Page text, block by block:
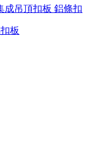
成吊頂扣板 鋁條扣
板